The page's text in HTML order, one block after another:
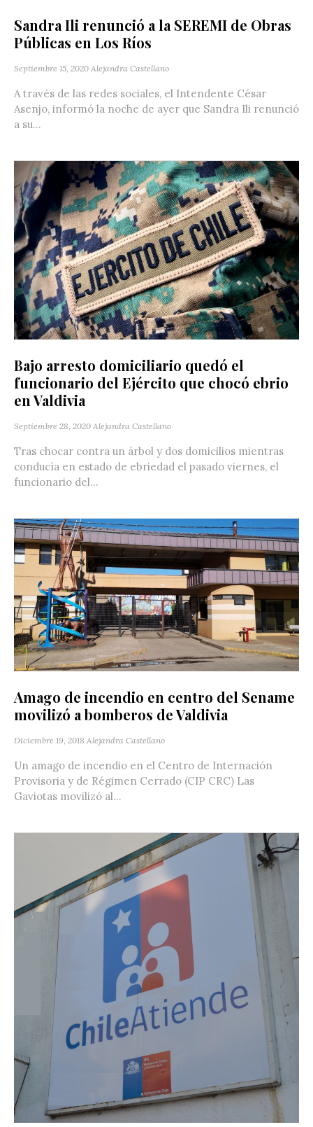
Sandra Ili renunció a la SEREMI de Obras
Públicas en Los Ríos
Septiembre 15, 2020 Alejandra Castellano
A través de las redes sociales, el Intendente César
Asenjo, informó la noche de ayer que Sandra Ili renunció
a su...
Bajo arresto domiciliario quedó el
funcionario del Ejército que chocó ebrio
en Valdivia
Septiembre 28, 2020 Alejandra Castellano
Tras chocar contra un árbol y dos domicilios mientras
conducía en estado de ebriedad el pasado viernes, el
funcionario del...
Amago de incendio en centro del Sename
movilizó a bomberos de Valdivia
Diciembre 19, 2018 Alejandra Castellano
Un amago de incendio en el Centro de Internación
Provisoria y de Régimen Cerrado (CIP CRC) Las
Gaviotas movilizó al...